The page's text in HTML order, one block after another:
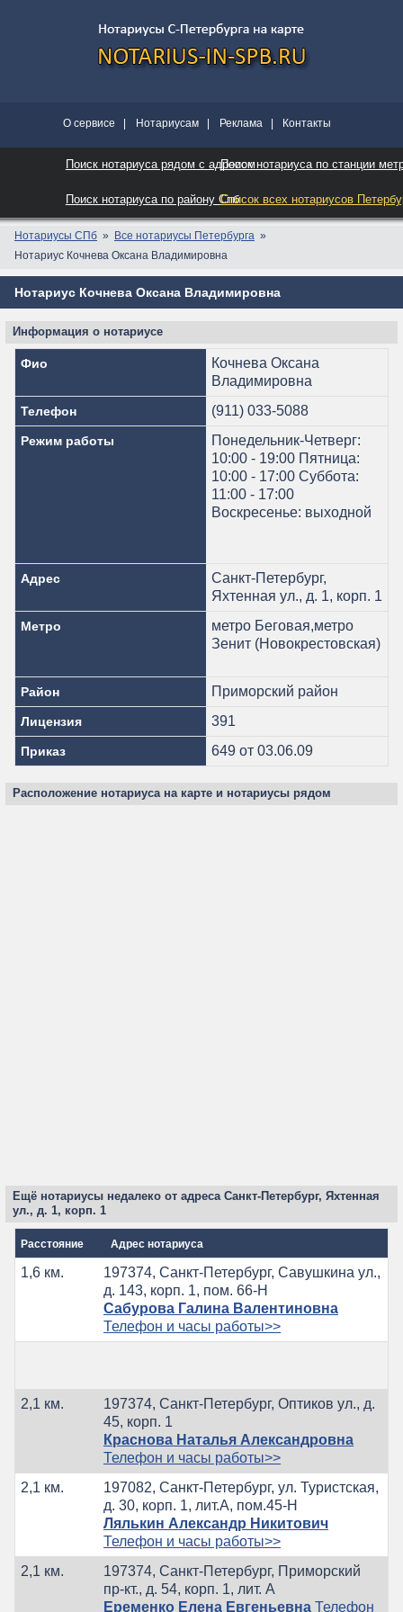
О сервисе Нотариусам| Реклама| Контакты
Поиск нотариуса рядом с адресомПоиск нотариуса по станции
Поиск нотариуса по району СпбСписок всех нотариусов
Нотариусы СПб
Все нотариусы Петербурга
Нотариус Кочнева Оксана Владимировна
Нотариус Кочнева Оксана Владимировна
Информация о нотариусе
Фио
Кочнева Оксана
Владимировна
Телефон (911) 033-5088
Режим работы
Понедельник-Четверг:
10:00 - 19:00 Пятница:
10:00 - 17:00 Суббота:
11:00 - 17:00
Воскресенье: выходной
Адрес
Санкт-Петербург,
Яхтенная ул., д. 1, корп. 1
Метро
метро Беговая,метро
Зенит (Новокрестовская)
Район Приморский район
Лицензия 391
Приказ 649 от 03.06.09
Расположение нотариуса на карте и нотариусы рядом
Ещё нотариусы недалеко от адреса Санкт-Петербург, Яхтенная
ул., д. 1, корп. 1
Расстояние Адрес нотариуса
1,6 км.
197374, Санкт-Петербург, Савушкина ул.,
д. 143, корп. 1, пом. 66-Н
Сабурова Галина Валентиновна
Телефон и часы работы>>
2,1 км.
197374, Санкт-Петербург, Оптиков ул., д.
45, корп. 1
Краснова Наталья Александровна
Телефон и часы работы>>
2,1 км.
197082, Санкт-Петербург, ул. Туристская,
д. 30, корп. 1, лит.А, пом.45-Н
Лялькин Александр Никитович
Телефон и часы работы>>
2,1 км.
197374, Санкт-Петербург, Приморский
пр-кт., д. 54, корп. 1, лит. А
Еременко Елена Евгеньевна Телефон